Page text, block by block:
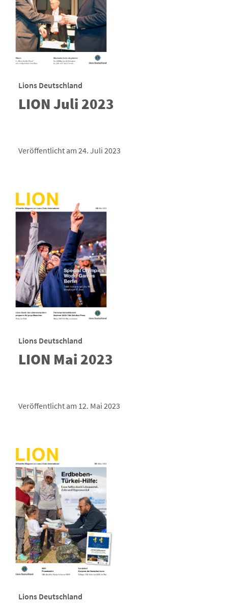
Lions Deutschland
LION Juli 2023
Veröffentlicht am 24. Juli 2023
Lions Deutschland
LION Mai 2023
Veröffentlicht am 12. Mai 2023
Lions Deutschland